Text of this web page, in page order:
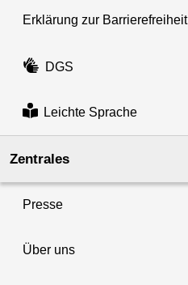
Erklärung zur Barrierefreiheit
DGS
Leichte Sprache
Zentrales
Presse
Über uns